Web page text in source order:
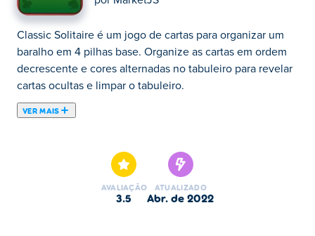
Classic Solitaire é um jogo de cartas para organizar um
baralho em 4 pilhas base. Organize as cartas em ordem
decrescente e cores alternadas no tabuleiro para revelar
cartas ocultas e limpar o tabuleiro.
VER MAIS
verdadeiramente clássica, onde você constrói pilhas de
naipes em ordem crescente, do Ás ao Rei. Reorganize as
cartas viradas para cima em ordem decrescente e cores
AVALIAÇÃO
3.5
ATUALIZADO
abr. de 2022